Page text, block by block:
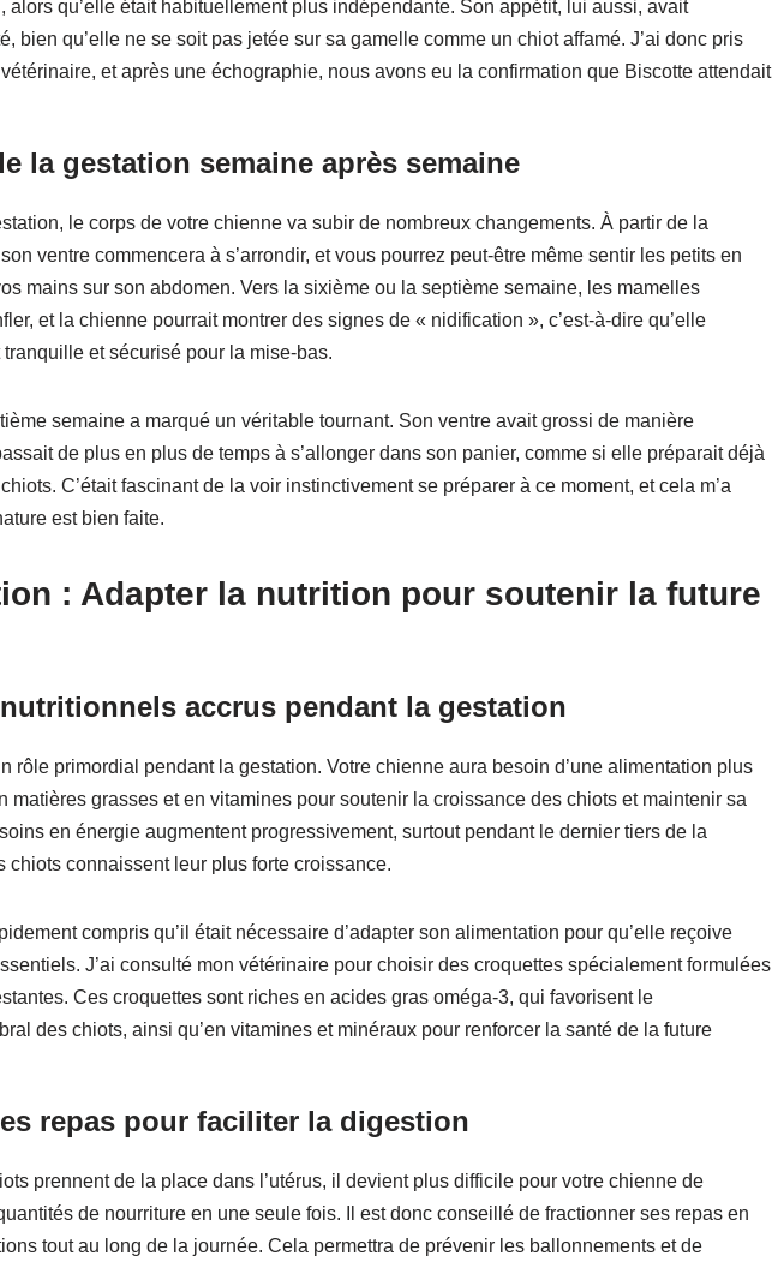
alors qu’elle était habituellement plus indépendante. Son appétit, lui aussi, avait
bien qu’elle ne se soit pas jetée sur sa gamelle comme un chiot affamé. J’ai donc pris
et après une échographie, nous avons eu la confirmation que Biscotte attendait
la gestation semaine après semaine
le corps de votre chienne va subir de nombreux changements. À partir de la
ventre commencera à s’arrondir, et vous pourrez peut-être même sentir les petits en
mains sur son abdomen. Vers la sixième ou la septième semaine, les mamelles
et la chienne pourrait montrer des signes de « nidification », c’est-à-dire qu’elle
et sécurisé pour la mise-bas.
semaine a marqué un véritable tournant. Son ventre avait grossi de manière
de plus en plus de temps à s’allonger dans son panier, comme si elle préparait déjà
C’était fascinant de la voir instinctivement se préparer à ce moment, et cela m’a
est bien faite.
: Adapter la nutrition pour soutenir la future
accrus pendant la gestation
rôle primordial pendant la gestation. Votre chienne aura besoin d’une alimentation plus
matières grasses et en vitamines pour soutenir la croissance des chiots et maintenir sa
en énergie augmentent progressivement, surtout pendant le dernier tiers de la
chiots connaissent leur plus forte croissance.
compris qu’il était nécessaire d’adapter son alimentation pour qu’elle reçoive
J’ai consulté mon vétérinaire pour choisir des croquettes spécialement formulées
Ces croquettes sont riches en acides gras oméga-3, qui favorisent le
des chiots, ainsi qu’en vitamines et minéraux pour renforcer la santé de la future
repas pour faciliter la digestion
prennent de la place dans l’utérus, il devient plus difficile pour votre chienne de
de nourriture en une seule fois. Il est donc conseillé de fractionner ses repas en
tout au long de la journée. Cela permettra de prévenir les ballonnements et de